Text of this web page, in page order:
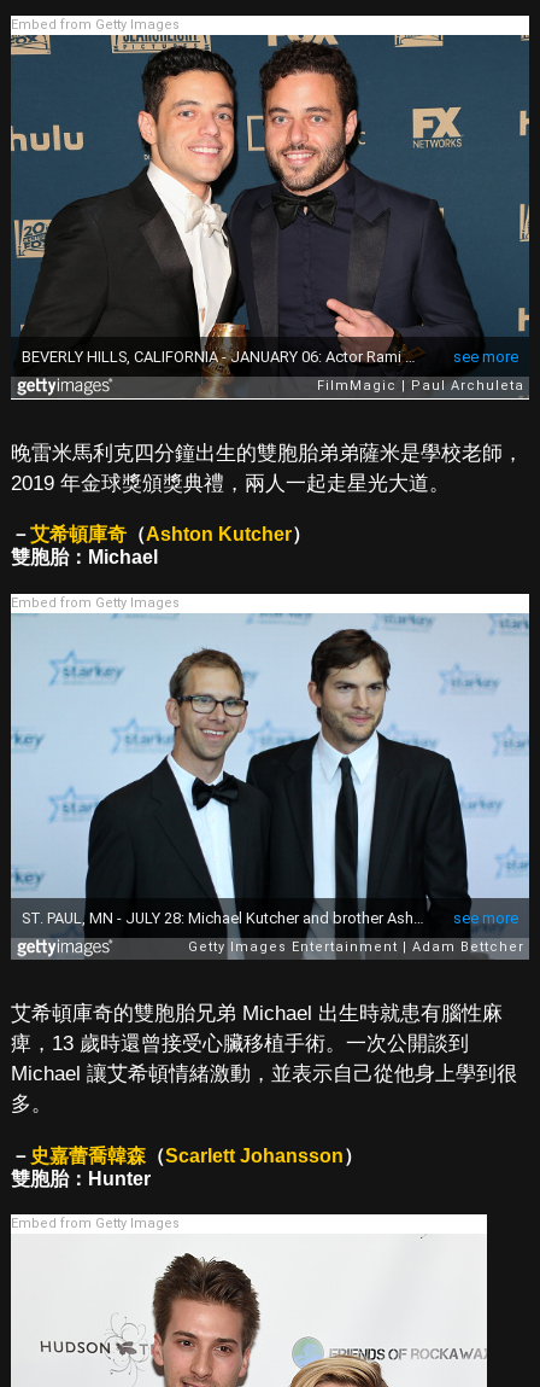
Embed from Getty Images
晚雷米馬利克四分鐘出生的雙胞胎弟弟薩米是學校老師，
2019 年金球獎頒獎典禮，兩人一起走星光大道。
－艾希頓庫奇（Ashton Kutcher）
雙胞胎：Michael
Embed from Getty Images
艾希頓庫奇的雙胞胎兄弟 Michael 出生時就患有腦性麻
痺，13 歲時還曾接受心臟移植手術。一次公開談到
Michael 讓艾希頓情緒激動，並表示自己從他身上學到很
多。
－ 史嘉蕾喬韓森（Scarlett Johansson）
雙胞胎：Hunter
Embed from Getty Images